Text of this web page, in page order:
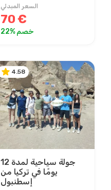
السعر المبدئي
70 €
خصم %22
4.58
جولة سياحية لمدة 12
يومًا في تركيا من
إسطنبول